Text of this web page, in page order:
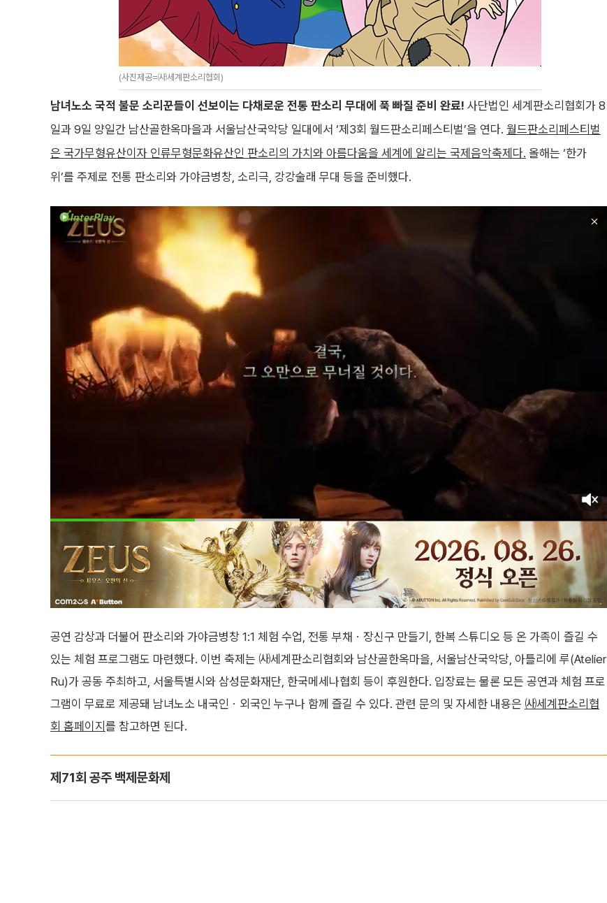
(사진제공=㈔세계판소리협회)
남녀노소 국적 불문 소리꾼들이 선보이는 다채로운 전통 판소리 무대에 푹 빠질 준비 완료! 사단법인 세계판소리협회가 8
일과 9일 양일간 남산골한옥마을과 서울남산국악당 일대에서 ‘제3회 월드판소리페스티벌’을 연다. 월드판소리페스티벌
은 국가무형유산이자 인류무형문화유산인 판소리의 가치와 아름다움을 세계에 알리는 국제음악축제다. 올해는 ‘한가
위’를 주제로 전통 판소리와 가야금병창, 소리극, 강강술래 무대 등을 준비했다.
공연 감상과 더불어 판소리와 가야금병창 1:1 체험 수업, 전통 부채ㆍ장신구 만들기, 한복 스튜디오 등 온 가족이 즐길 수
있는 체험 프로그램도 마련했다. 이번 축제는 ㈔세계판소리협회와 남산골한옥마을, 서울남산국악당, 아틀리에 루(Atelier
Ru)가 공동 주최하고, 서울특별시와 삼성문화재단, 한국메세나협회 등이 후원한다. 입장료는 물론 모든 공연과 체험 프로
그램이 무료로 제공돼 남녀노소 내국인ㆍ외국인 누구나 함께 즐길 수 있다. 관련 문의 및 자세한 내용은 ㈔세계판소리협
회 홈페이지 를 참고하면 된다.
제71회 공주 백제문화제